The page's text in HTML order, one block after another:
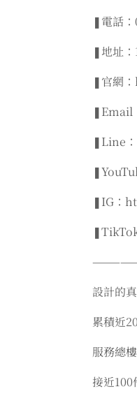
❚電話
❚地址
❚官網
❚Email
❚Line
❚IG：
設計的
累積近
服務總
接近